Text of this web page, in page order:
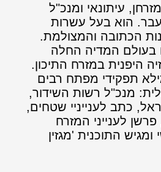
עיתונאי ומנכ"ל
הוא בעל עשרות
הכתובה והמצולמת.
בעולם המדיה החלה
היפנית במזרח התיכון.
תפקידי מפתח רבים
מנכ"ל רשות השידור,
כתב לענייניי שטחים,
לענייני המזרח
ומגיש התוכנית 'מגזין